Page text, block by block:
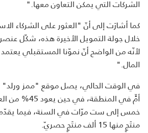
الشركات التي يمكن التعاون معها."
كما أشارَت إلى أنّ "العثور على الشركاء
خلال جولة التمويل الأخيرة هذه، شكّل
لأنّه من الواضح أنّ نموّنا المستقبلي
المال."
أمٍّ في المنطقة،
منتَجٍ منها 15 ألف منتَجٍ حصريّ.